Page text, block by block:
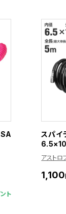
ト
スパイ
アストロ
1,100